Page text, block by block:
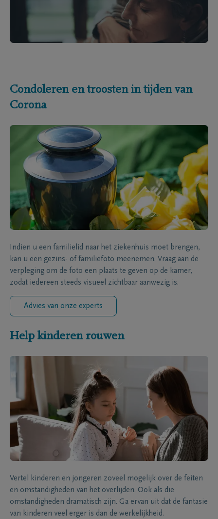
Condoleren en troosten in tijden van
Corona
Indien u een familielid naar het ziekenhuis moet brengen,
kan u een gezins- of familiefoto meenemen. Vraag aan de
verpleging om de foto een plaats te geven op de kamer,
zodat iedereen steeds visueel zichtbaar aanwezig is.
Advies van onze experts
Help kinderen rouwen
Vertel kinderen en jongeren zoveel mogelijk over de feiten
en omstandigheden van het overlijden. Ook als die
omstandigheden dramatisch zijn. Ga ervan uit dat de fantasie
van kinderen veel erger is dan de werkelijkheid.